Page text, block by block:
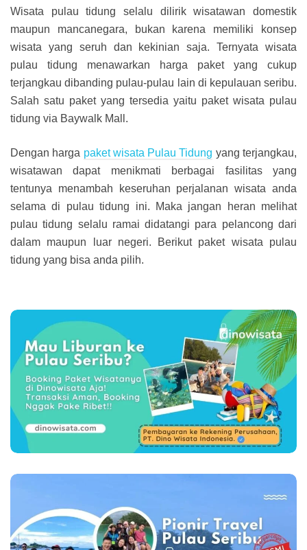
Wisata pulau tidung selalu dilirik wisatawan domestik
maupun mancanegara, bukan karena memiliki konsep
wisata yang seruh dan kekinian saja. Ternyata wisata
pulau tidung menawarkan harga paket yang cukup
terjangkau dibanding pulau-pulau lain di kepulauan seribu.
Salah satu paket yang tersedia yaitu paket wisata pulau
tidung via Baywalk Mall.
Dengan harga paket wisata Pulau Tidung yang terjangkau,
wisatawan dapat menikmati berbagai fasilitas yang
tentunya menambah keseruhan perjalanan wisata anda
selama di pulau tidung ini. Maka jangan heran melihat
pulau tidung selalu ramai didatangi para pelancong dari
dalam maupun luar negeri. Berikut paket wisata pulau
tidung yang bisa anda pilih.